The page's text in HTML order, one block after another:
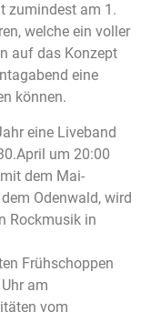
zumindest am 1.
welche ein voller
auf das Konzept
eine
können.
eine Liveband
um 20:00
dem Mai-
Odenwald, wird
Rockmusik in
Frühschoppen
am
vom